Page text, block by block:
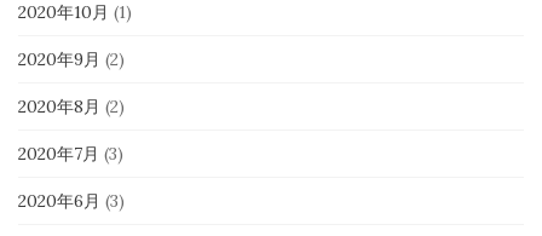
2020年10月 (1)
2020年9月 (2)
2020年8月 (2)
2020年7月 (3)
2020年6月 (3)